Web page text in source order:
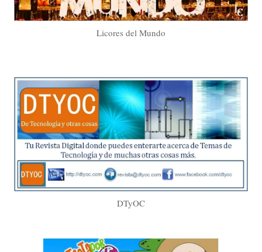
Licores del Mundo
DTyOC